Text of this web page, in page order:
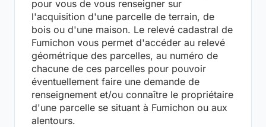
pour vous de vous renseigner sur
l'acquisition d'une parcelle de terrain, de
bois ou d'une maison. Le relevé cadastral de
Fumichon vous permet d'accéder au relevé
géométrique des parcelles, au numéro de
chacune de ces parcelles pour pouvoir
éventuellement faire une demande de
renseignement et/ou connaître le propriétaire
d'une parcelle se situant à Fumichon ou aux
alentours.